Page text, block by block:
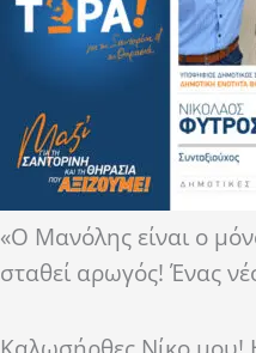
«Ο Μανόλης είναι ο
σταθεί αρωγός! Ένας